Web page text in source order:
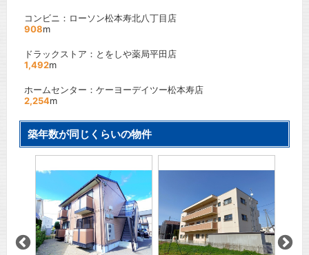
コンビニ：ローソン松本寿北八丁目店
908m
ドラックストア：とをしや薬局平田店
1,492m
ホームセンター：ケーヨーデイツー松本寿店
2,254m
築年数が同じくらいの物件